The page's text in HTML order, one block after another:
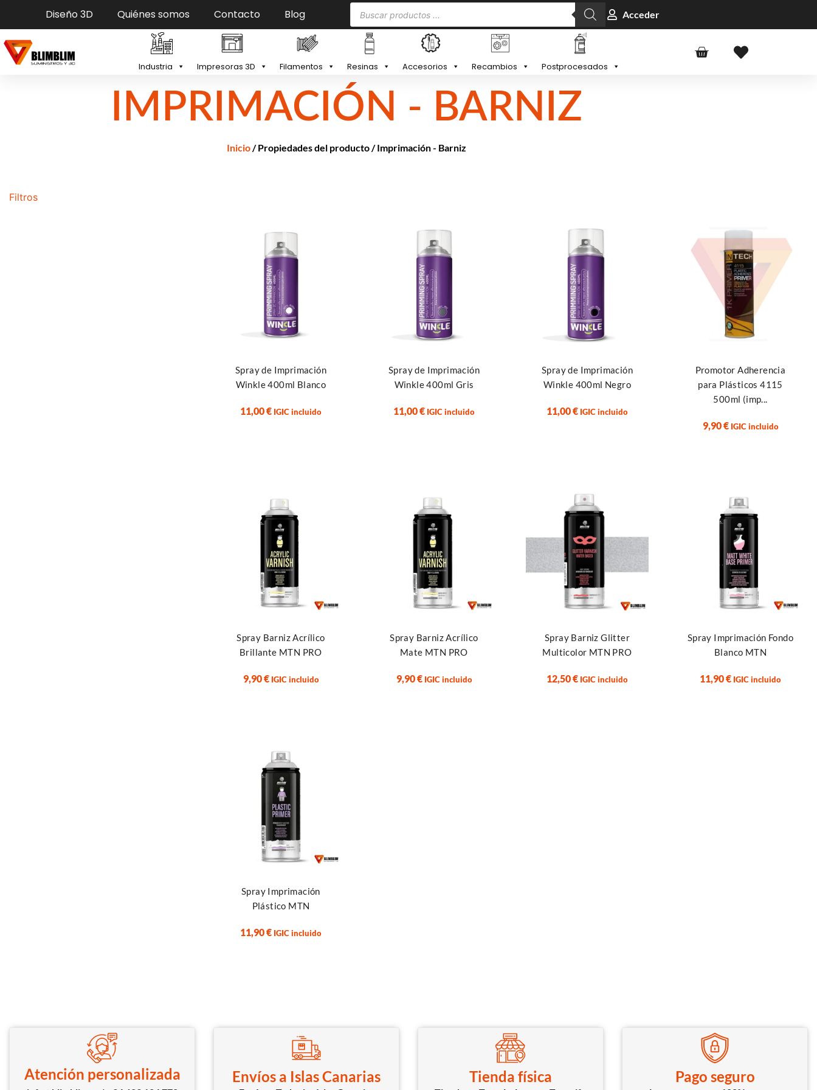
Diseño 3D Quiénes somos Contacto Blog Acceder
Industria Impresoras 3D Filamentos Resinas Accesorios Recambios Postprocesados
IMPRIMACIÓN - BARNIZ
Inicio/ Propiedades del producto / Imprimación - Barniz
Filtros
Spray de Imprimación
Winkle 400ml Blanco
11,00€ IGIC incluido
Añadir al carrito
Spray de Imprimación
Winkle 400ml Gris
11,00€ IGIC incluido
Añadir al carrito
Spray de Imprimación
Winkle 400ml Negro
11,00€ IGIC incluido
Promotor Adherencia
para Plásticos 4115
500ml (imp...
9,90€ IGIC incluido
Spray Barniz Acrílico
Brillante MTN PRO
9,90€ IGIC incluido
Spray Barniz Acrílico
Mate MTN PRO
9,90€ IGIC incluido
Añadir al carrito
Spray Barniz Glitter
Multicolor MTN PRO
12,50€ IGIC incluido
Spray Imprimación Fondo
Blanco MTN
11,90€ IGIC incluido
Spray Imprimación
Plástico MTN
11,90€ IGIC incluido
Atención personalizada Envíos a Islas Canarias Tienda física Pago seguro